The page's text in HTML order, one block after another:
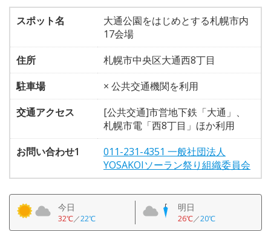
スポット名
大通公園をはじめとする札幌市内
17会場
住所
札幌市中央区大通西8丁目
駐車場
× 公共交通機関を利用
交通アクセス
[公共交通]市営地下鉄「大通」、
札幌市電「西8丁目」ほか利用
お問い合わせ1
011-231-4351 一般社団法人
YOSAKOIソーラン祭り組織委員会
今日
32℃／22℃
明日
26℃／20℃